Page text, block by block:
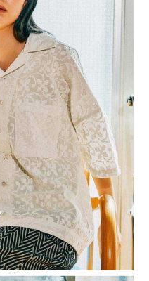
（以下簡稱本公司）所提供，讓
務，並由商店將買賣／分期付款
公司帳單繳交帳款。
約關係目的，商店將以您的個人
大哥大進項蒐集、處理及利用，
確認、核對及更正。
https://oppay.tw/userRule
訊中的連結，可透過四大超商／
視為交易完成。
，但若您需要取消訂單，請聯絡
仍視為有效，需透過AFTEE先享
之結帳頁面顯示為準，若有關於
疑問，請聯繫「AFTEE先享後付
support/home
AFTEE先享後付」服務完成之交
，並將交易相關給付款項請求債
網址：https://aftee.tw/terms/#terms3
或監護人之同意方可使用
起之損失，本公司不負相關責
別帳號之用戶狀況，依本公司即
足之情形，本公司將視審查結果
註冊。若發現惡意使用之情形，
使用額度並採取法律行動。
費
費
費